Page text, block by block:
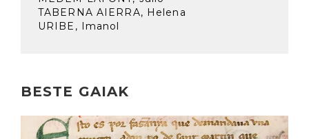
TABERNA AIERRA, Helena
URIBE, Imanol
BESTE GAIAK
Irakurri